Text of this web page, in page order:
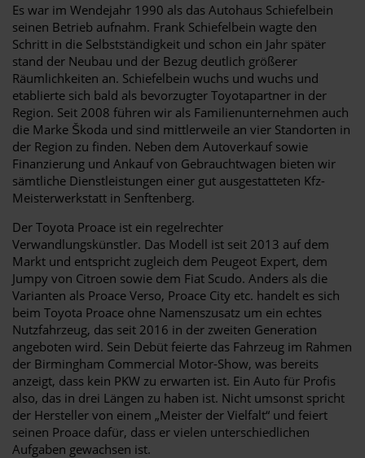
Es war im Wendejahr 1990 als das Autohaus Schiefelbein
seinen Betrieb aufnahm. Frank Schiefelbein wagte den
Schritt in die Selbstständigkeit und schon ein Jahr später
stand der Neubau und der Bezug deutlich größerer
Räumlichkeiten an. Schiefelbein wuchs und wuchs und
etablierte sich bald als bevorzugter Toyotapartner in der
Region. Seit 2008 führen wir als Familienunternehmen auch
die Marke Škoda und sind mittlerweile an vier Standorten in
der Region zu finden. Neben dem Autoverkauf sowie
Finanzierung und Ankauf von Gebrauchtwagen bieten wir
sämtliche Dienstleistungen einer gut ausgestatteten Kfz-
Meisterwerkstatt in Senftenberg.
Der Toyota Proace ist ein regelrechter
Verwandlungskünstler. Das Modell ist seit 2013 auf dem
Markt und entspricht zugleich dem Peugeot Expert, dem
Jumpy von Citroen sowie dem Fiat Scudo. Anders als die
Varianten als Proace Verso, Proace City etc. handelt es sich
beim Toyota Proace ohne Namenszusatz um ein echtes
Nutzfahrzeug, das seit 2016 in der zweiten Generation
angeboten wird. Sein Debüt feierte das Fahrzeug im Rahmen
der Birmingham Commercial Motor-Show, was bereits
anzeigt, dass kein PKW zu erwarten ist. Ein Auto für Profis
also, das in drei Längen zu haben ist. Nicht umsonst spricht
der Hersteller von einem „Meister der Vielfalt“ und feiert
seinen Proace dafür, dass er vielen unterschiedlichen
Aufgaben gewachsen ist.